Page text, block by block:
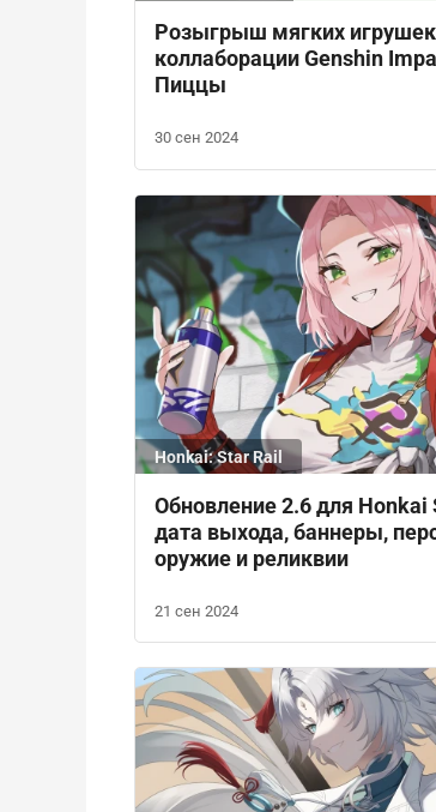
Розыгрыш мягких
коллаборации Genshin
Пиццы
30 сен 2024
Honkai: Star Rail
Обновление 2.6 для Honkai
дата выхода, баннеры,
оружие и реликвии
21 сен 2024